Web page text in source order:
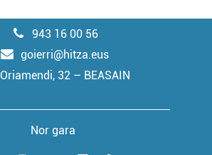
943 16 00 56
goierri@hitza.eus
Oriamendi, 32 – BEASAIN
Nor gara